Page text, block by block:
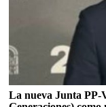
La nueva Junta PP-